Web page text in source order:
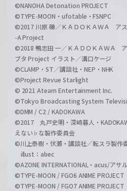
©NANOHA Detonation PROJECT
©TYPE-MOON・ufotable・FSNPC
©2017 川原 礫／ＫＡＤＯＫＡＷＡ ア
-A Project
©2018 鴨志田 一／ＫＡＤＯＫＡＷＡ
ブタ Project イラスト／溝口ケージ
©CLAMP・ST／講談社・NEP・NHK
©Project Revue Starlight
© 2021 Ateam Entertainment Inc.
©Tokyo Broadcasting System
©DMM / C2 / KADOKAWA
©2017 丸戸史明・深崎暮人・
えない♭な製作委員会
©川上泰樹・伏瀬・講談社／転スラ製作
illust：abec
©AZONE INTERNATIONAL・acus/アサ
©TYPE-MOON / FGO6 ANIME PROJECT
©TYPE-MOON / FGO7 ANIME PROJECT